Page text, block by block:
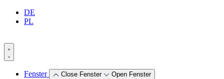
DE
PL
Fenster Close Fenster Open Fenster